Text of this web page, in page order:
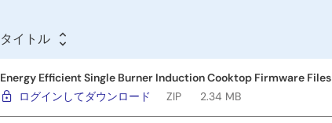
タイトル
Energy Efficient Single Burner Induction Cooktop Firmware Files
ログインしてダウンロード
ZIP 2.34 MB